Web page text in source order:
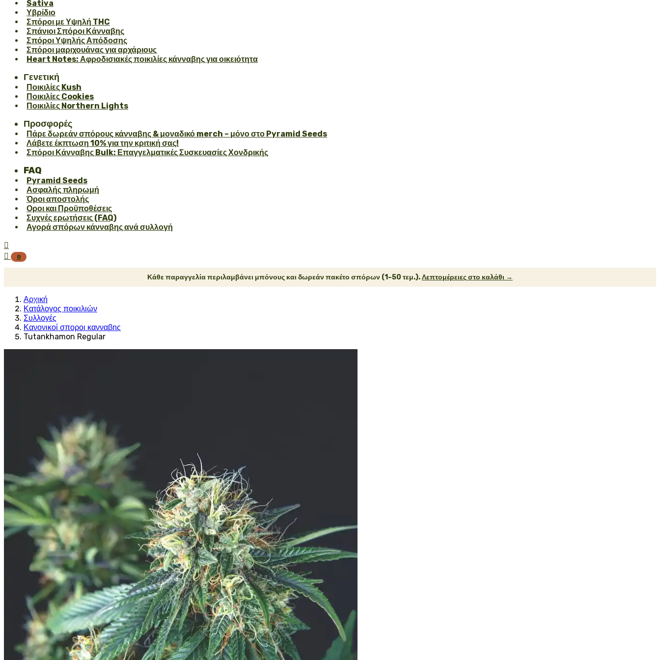
Sativa
Υβρίδιο
Σπόροι με Υψηλή THC
Σπάνιοι Σπόροι Κάνναβης
Σπόροι Υψηλής Απόδοσης
Σπόροι μαριχουάνας για αρχάριους
Heart Notes: Αφροδισιακές ποικιλίες κάνναβης για οικειότητα
Γενετική
Ποικιλίες Kush
Ποικιλίες Cookies
Ποικιλίες Northern Lights
Προσφορές
Πάρε δωρεάν σπόρους κάνναβης & μοναδικό merch – μόνο στο Pyramid Seeds
Λάβετε έκπτωση 10% για την κριτική σας!
Σπόροι Κάνναβης Bulk: Επαγγελματικές Συσκευασίες Χονδρικής
FAQ
Pyramid Seeds
Ασφαλής πληρωμή
Όροι αποστολής
Οροι και Προϋποθέσεις
Συχνές ερωτήσεις (FAQ)
Αγορά σπόρων κάνναβης ανά συλλογή


0
Κάθε παραγγελία περιλαμβάνει μπόνους και δωρεάν πακέτο σπόρων (1–50 τεμ.).Λεπτομέρειες στο καλάθι →
Αρχική
Κατάλογος ποικιλιών
Συλλογές
Κανονικοί σποροι κανναβης
Tutankhamon Regular